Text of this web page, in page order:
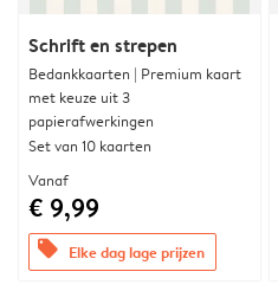
Schrift en strepen
Bedankkaarten | Premium kaart
met keuze uit 3
papierafwerkingen
Set van 10 kaarten
Vanaf
€ 9,99
offers Elke dag lage prijzen